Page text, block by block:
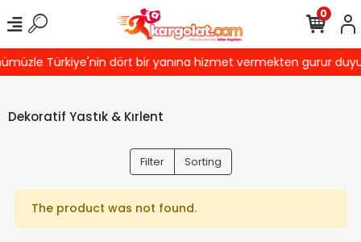
Türkiye'nin dört bir yanına hizmet vermekten gurur
0
Dekoratif Yastık & Kırlent
Filter Sorting
The product was not found.